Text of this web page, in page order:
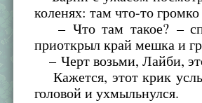
коленях: там что-то
– Что там такое? –
приоткрыл край мешка и
– Черт возьми, Лайби,
Кажется, этот крик
головой и ухмыльнулся.